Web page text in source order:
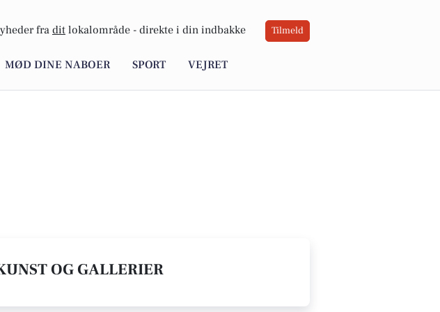
fra dit lokalområde - direkte i din indbakke Tilmeld
MØD DINE NABOER SPORT VEJRET
OG GALLERIER